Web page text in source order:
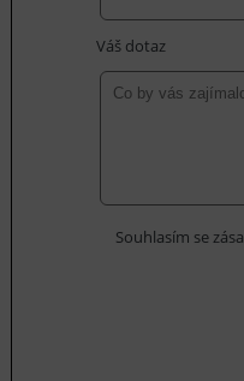
Váš dotaz
Souhlasím se